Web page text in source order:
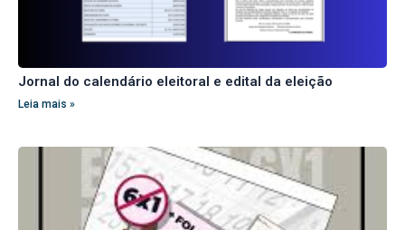
Jornal do calendário eleitoral e edital da eleição
Leia mais »